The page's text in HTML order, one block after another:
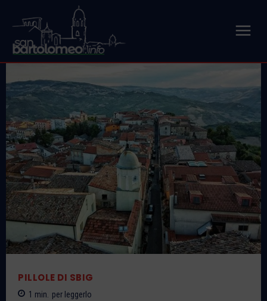
PILLOLE DI SBIG
1 min. per leggerlo